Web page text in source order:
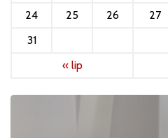
24
25 26 27
31
« lip